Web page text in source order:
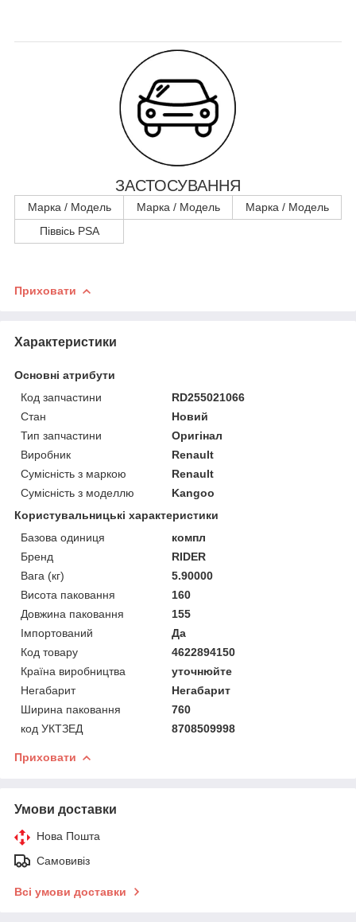
ЗАСТОСУВАННЯ
Марка / Модель Марка / Модель
Марка / Модель
Піввісь PSA
Приховати
Характеристики
Основні атрибути
Код запчастини
RD255021066
Стан
Новий
Тип запчастини
Оригінал
Виробник
Renault
Сумісність з маркою
Renault
Сумісність з моделлю
Kangoo
Користувальницькі характеристики
Базова одиниця
компл
Бренд
RIDER
Вага (кг)
5.90000
Висота паковання
160
Довжина паковання
155
Імпортований
Да
Код товару
4622894150
Країна виробництва
уточнюйте
Негабарит
Негабарит
Ширина паковання
760
код УКТЗЕД
8708509998
Приховати
Умови доставки
Нова Пошта
Самовивіз
Всі умови доставки